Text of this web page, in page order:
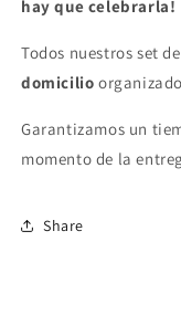
hay que celebrarla!
Todos nuestros set
domicilio
Garantizamos un
momento de la
Share